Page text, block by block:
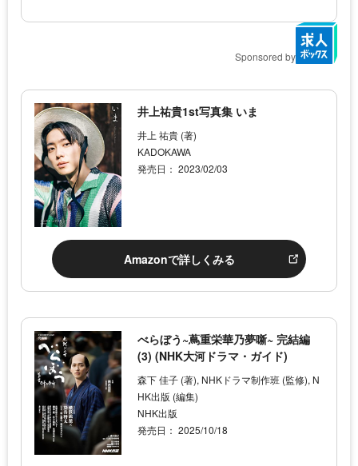
Sponsored by
井上祐貴1st写真集 いま
井上 祐貴 (著)
KADOKAWA
発売日： 2023/02/03
Amazonで詳しくみる
べらぼう~蔦重栄華乃夢噺~ 完結編
(3) (NHK大河ドラマ・ガイド)
森下 佳子 (著), NHKドラマ制作班 (監修), N
HK出版 (編集)
NHK出版
発売日： 2025/10/18